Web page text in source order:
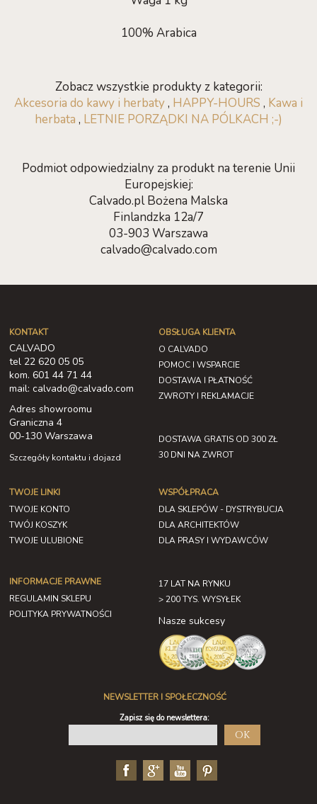
100% Arabica
Zobacz wszystkie produkty z kategorii:
Akcesoria do kawy i herbaty, HAPPY-HOURS , Kawa i
herbata , LETNIE PORZĄDKI NA PÓLKACH ;-)
Podmiot odpowiedzialny za produkt na terenie Unii
Europejskiej:
Calvado.pl Bożena Malska
Finlandzka 12a/7
03-903 Warszawa
calvado@calvado.com
KONTAKT
CALVADO
tel 22 620 05 05
kom. 601 44 71 44
mail: calvado@calvado.com
Adres showroomu
Graniczna 4
00-130 Warszawa
Szczegóły kontaktu i dojazd
OBSŁUGA KLIENTA
O CALVADO
POMOC I WSPARCIE
DOSTAWA I PŁATNOŚĆ
ZWROTY I REKLAMACJE
DOSTAWA GRATIS OD 300 ZŁ
30 DNI NA ZWROT
TWOJE LINKI
TWOJE KONTO
TWÓJ KOSZYK
TWOJE ULUBIONE
INFORMACJE PRAWNE
REGULAMIN SKLEPU
POLITYKA PRYWATNOŚCI
WSPÓŁPRACA
DLA SKLEPÓW - DYSTRYBUCJA
DLA ARCHITEKTÓW
DLA PRASY I WYDAWCÓW
17 LAT NA RYNKU
> 200 TYS. WYSYŁEK
Nasze sukcesy
NEWSLETTER I SPOŁECZNOŚĆ
Zapisz się do newslettera:
OK